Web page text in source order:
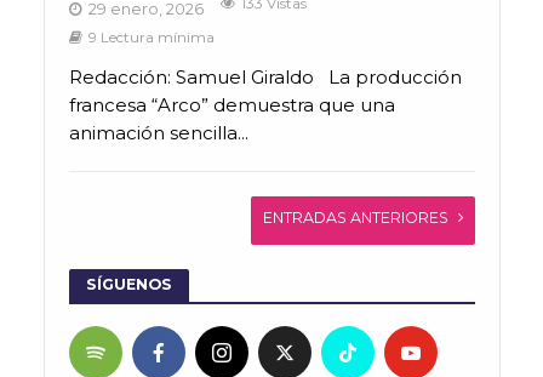
29 enero, 2026
133 Vistas
9 Lectura mínima
Redacción: Samuel Giraldo La producción
francesa “Arco” demuestra que una
animación sencilla...
ENTRADAS ANTERIORES
SÍGUENOS